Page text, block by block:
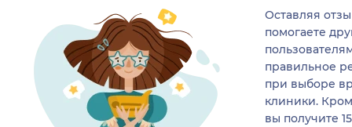
Оставляя
помогаете
правильное
при выборе
клиники.
вы получите